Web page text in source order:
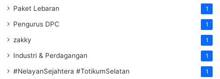
Paket Lebaran 1
Pengurus DPC 1
zakky 1
Industri & Perdagangan 1
#NelayanSejahtera #TotikumSelatan 1